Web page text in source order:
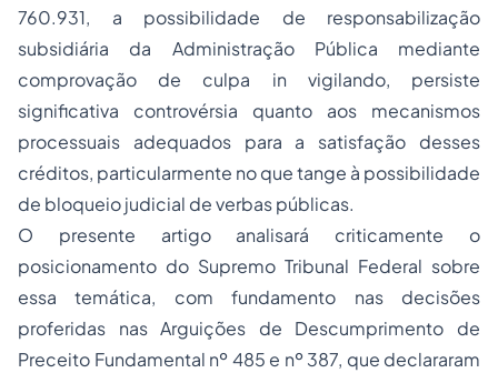
760.931, a possibilidade de responsabilização
subsidiária da Administração Pública mediante
comprovação de culpa in vigilando, persiste
significativa controvérsia quanto aos mecanismos
processuais adequados para a satisfação desses
créditos, particularmente no que tange à possibilidade
de bloqueio judicial de verbas públicas.
O presente artigo analisará criticamente o
posicionamento do Supremo Tribunal Federal sobre
essa temática, com fundamento nas decisões
proferidas nas Arguições de Descumprimento de
Preceito Fundamental nº 485 e nº 387, que declararam